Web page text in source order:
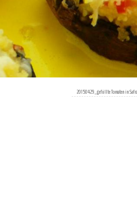
20150429_gefüllte Tomaten in